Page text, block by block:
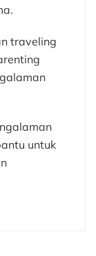
traveling
untuk